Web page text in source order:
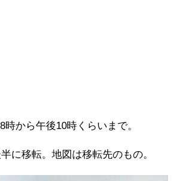
から午後10時くらいまで。
に移転。地図は移転先のもの。